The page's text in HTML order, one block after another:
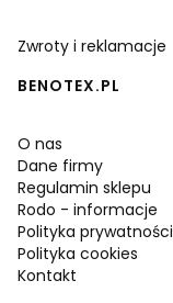
Zwroty i reklamacje
BENOTEX.PL
O nas
Dane firmy
Regulamin sklepu
Rodo - informacje
Polityka prywatności
Polityka cookies
Kontakt